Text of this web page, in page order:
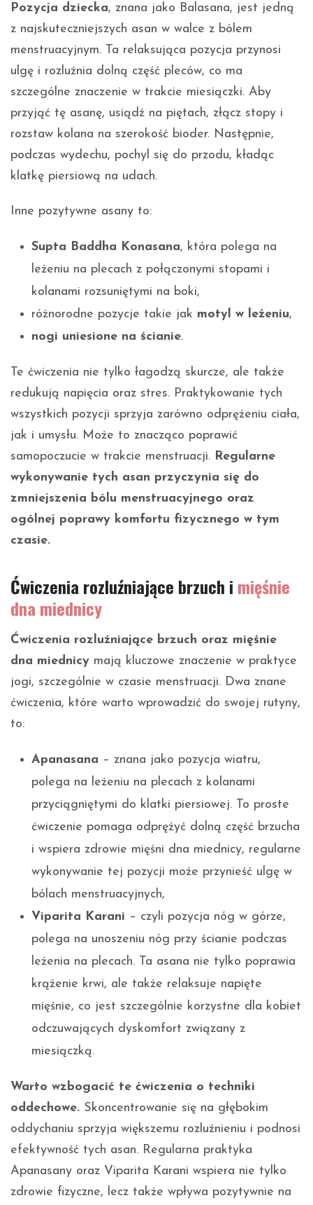
Pozycja dziecka, znana jako Balasana, jest jedną
z najskuteczniejszych asan w walce z bólem
menstruacyjnym. Ta relaksująca pozycja przynosi
ulgę i rozluźnia dolną część pleców, co ma
szczególne znaczenie w trakcie miesiączki. Aby
przyjąć tę asanę, usiądź na piętach, złącz stopy i
rozstaw kolana na szerokość bioder. Następnie,
podczas wydechu, pochyl się do przodu, kładąc
klatkę piersiową na udach.
Inne pozytywne asany to:
Supta Baddha Konasana, która polega na
leżeniu na plecach z połączonymi stopami i
kolanami rozsuniętymi na boki,
różnorodne pozycje takie jak motyl w leżeniu,
nogi uniesione na ścianie.
Te ćwiczenia nie tylko łagodzą skurcze, ale także
redukują napięcia oraz stres. Praktykowanie tych
wszystkich pozycji sprzyja zarówno odprężeniu ciała,
jak i umysłu. Może to znacząco poprawić
samopoczucie w trakcie menstruacji. Regularne
wykonywanie tych asan przyczynia się do
zmniejszenia bólu menstruacyjnego oraz
ogólnej poprawy komfortu fizycznego w tym
czasie.
Ćwiczenia rozluźniające brzuch i mięśnie
dna miednicy
Ćwiczenia rozluźniające brzuch oraz mięśnie
dna miednicy mają kluczowe znaczenie w praktyce
jogi, szczególnie w czasie menstruacji. Dwa znane
ćwiczenia, które warto wprowadzić do swojej rutyny,
to:
Apanasana – znana jako pozycja wiatru,
polega na leżeniu na plecach z kolanami
przyciągniętymi do klatki piersiowej. To proste
ćwiczenie pomaga odprężyć dolną część brzucha
i wspiera zdrowie mięśni dna miednicy, regularne
wykonywanie tej pozycji może przynieść ulgę w
bólach menstruacyjnych,
Viparita Karani – czyli pozycja nóg w górze,
polega na unoszeniu nóg przy ścianie podczas
leżenia na plecach. Ta asana nie tylko poprawia
krążenie krwi, ale także relaksuje napięte
mięśnie, co jest szczególnie korzystne dla kobiet
odczuwających dyskomfort związany z
miesiączką.
Warto wzbogacić te ćwiczenia o techniki
oddechowe. Skoncentrowanie się na głębokim
oddychaniu sprzyja większemu rozluźnieniu i podnosi
efektywność tych asan. Regularna praktyka
Apanasany oraz Viparita Karani wspiera nie tylko
zdrowie fizyczne, lecz także wpływa pozytywnie na